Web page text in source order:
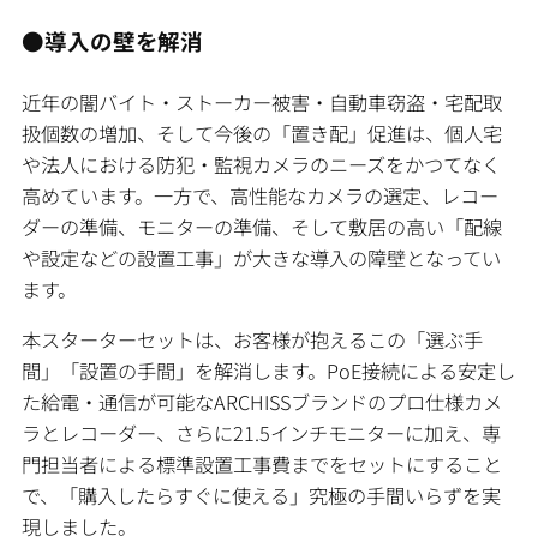
●導入の壁を解消
近年の闇バイト・ストーカー被害・自動車窃盗・宅配取
扱個数の増加、そして今後の「置き配」促進は、個人宅
や法人における防犯・監視カメラのニーズをかつてなく
高めています。一方で、高性能なカメラの選定、レコー
ダーの準備、モニターの準備、そして敷居の高い「配線
や設定などの設置工事」が大きな導入の障壁となってい
ます。
本スターターセットは、お客様が抱えるこの「選ぶ手
間」「設置の手間」を解消します。PoE接続による安定し
た給電・通信が可能なARCHISSブランドのプロ仕様カメ
ラとレコーダー、さらに21.5インチモニターに加え、専
門担当者による標準設置工事費までをセットにすること
で、「購入したらすぐに使える」究極の手間いらずを実
現しました。